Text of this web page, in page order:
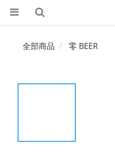
全部商品 零 BEER